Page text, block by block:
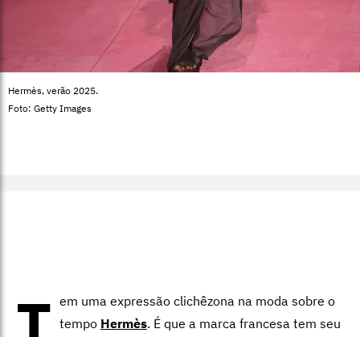
Hermès, verão 2025.
Foto: Getty Images
em uma expressão clichêzona na moda sobre o
tempo Hermès. É que a marca francesa tem seu